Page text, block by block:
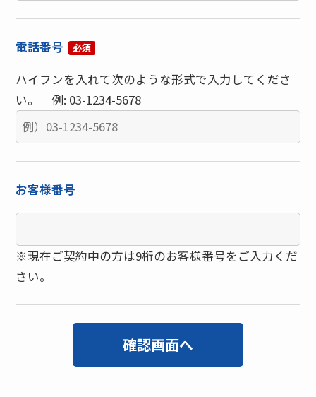
電話番号 必須
ハイフンを入れて次のような形式で入力してくださ
い。 例: 03-1234-5678
お客様番号
※現在ご契約中の方は9桁のお客様番号をご入力くだ
さい。